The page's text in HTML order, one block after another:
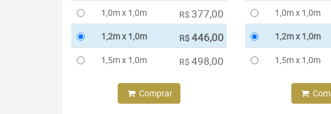
1,0m x 1,0m
R$ 377,00
1,2m x 1,0m R$446,00
1,5m x 1,0m R$ 498,00
Comprar
1,0m x 1,0m
1,2m x 1,0m
1,5m x 1,0m